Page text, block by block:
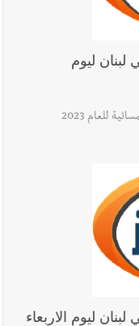
ليوم
للعام 2023
ليوم الاربعاء